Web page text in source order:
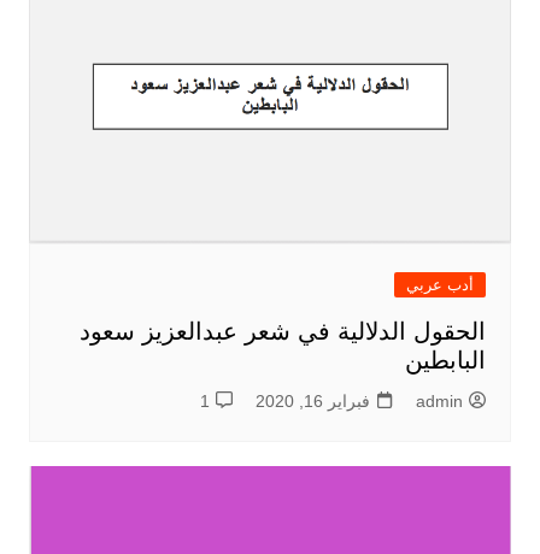
أدب عربي
الحقول الدلالية في شعر عبدالعزيز سعود
البابطين
admin فبراير 16, 2020 1